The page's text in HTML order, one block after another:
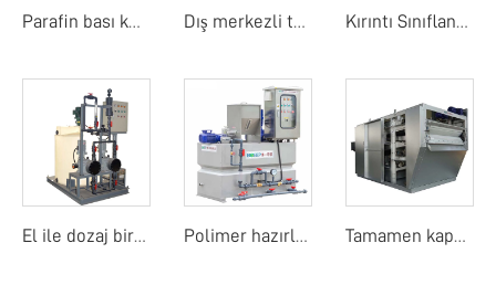
Parafin bası kurutucu Dış merkezli tambur ekranı Kırıntı Sınıflandırıcı
El ile dozaj birimi Polimer hazırlama birimi Tamamen kapalı yerçekimi kemer süzgeç presi